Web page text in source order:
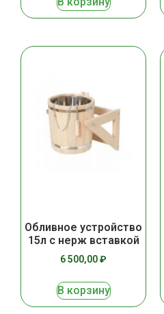
Обливное устройство
15л с нерж вставкой
6 500,00₽
В корзину